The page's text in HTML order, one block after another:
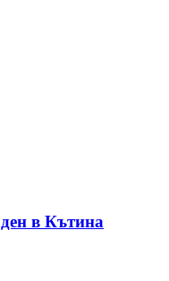
в Кътина